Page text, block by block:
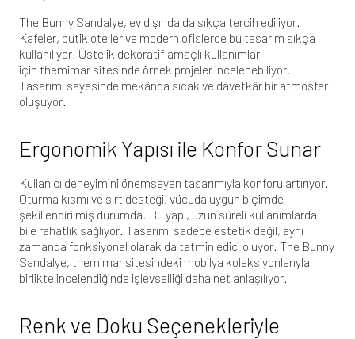
The Bunny Sandalye, ev dışında da sıkça tercih ediliyor.
Kafeler, butik oteller ve modern ofislerde bu tasarım sıkça
kullanılıyor. Üstelik dekoratif amaçlı kullanımlar
için themimar sitesinde örnek projeler incelenebiliyor.
Tasarımı sayesinde mekânda sıcak ve davetkâr bir atmosfer
oluşuyor.
Ergonomik Yapısı ile Konfor Sunar
Kullanıcı deneyimini önemseyen tasarımıyla konforu artırıyor.
Oturma kısmı ve sırt desteği, vücuda uygun biçimde
şekillendirilmiş durumda. Bu yapı, uzun süreli kullanımlarda
bile rahatlık sağlıyor. Tasarımı sadece estetik değil, aynı
zamanda fonksiyonel olarak da tatmin edici oluyor. The Bunny
Sandalye, themimar sitesindeki mobilya koleksiyonlarıyla
birlikte incelendiğinde işlevselliği daha net anlaşılıyor.
Renk ve Doku Seçenekleriyle